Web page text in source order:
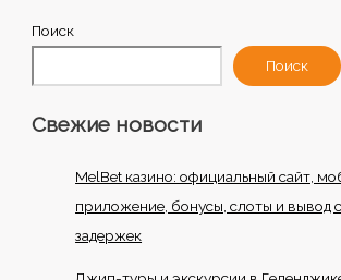
Поиск
Поиск
Свежие новости
MelBet казино: официальный сайт,
приложение, бонусы, слоты и вывод
задержек